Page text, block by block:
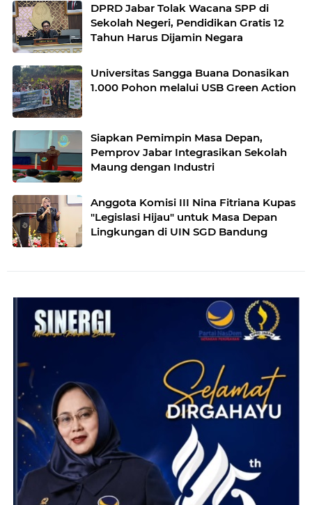
DPRD Jabar Tolak Wacana SPP di
Sekolah Negeri, Pendidikan Gratis 12
Tahun Harus Dijamin Negara
Universitas Sangga Buana Donasikan
1.000 Pohon melalui USB Green Action
Siapkan Pemimpin Masa Depan,
Pemprov Jabar Integrasikan Sekolah
Maung dengan Industri
Anggota Komisi III Nina Fitriana Kupas
"Legislasi Hijau" untuk Masa Depan
Lingkungan di UIN SGD Bandung